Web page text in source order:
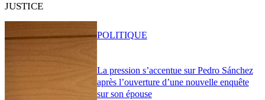
JUSTICE
La pression s’accentue sur Pedro Sánchez
après l’ouverture d’une nouvelle enquête
sur son épouse
POLITIQUE